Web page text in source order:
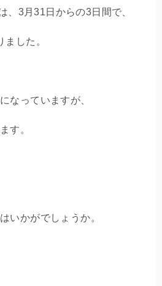
、3月31日からの3日間で、
ました。
なっていますが、
す。
いかがでしょうか。